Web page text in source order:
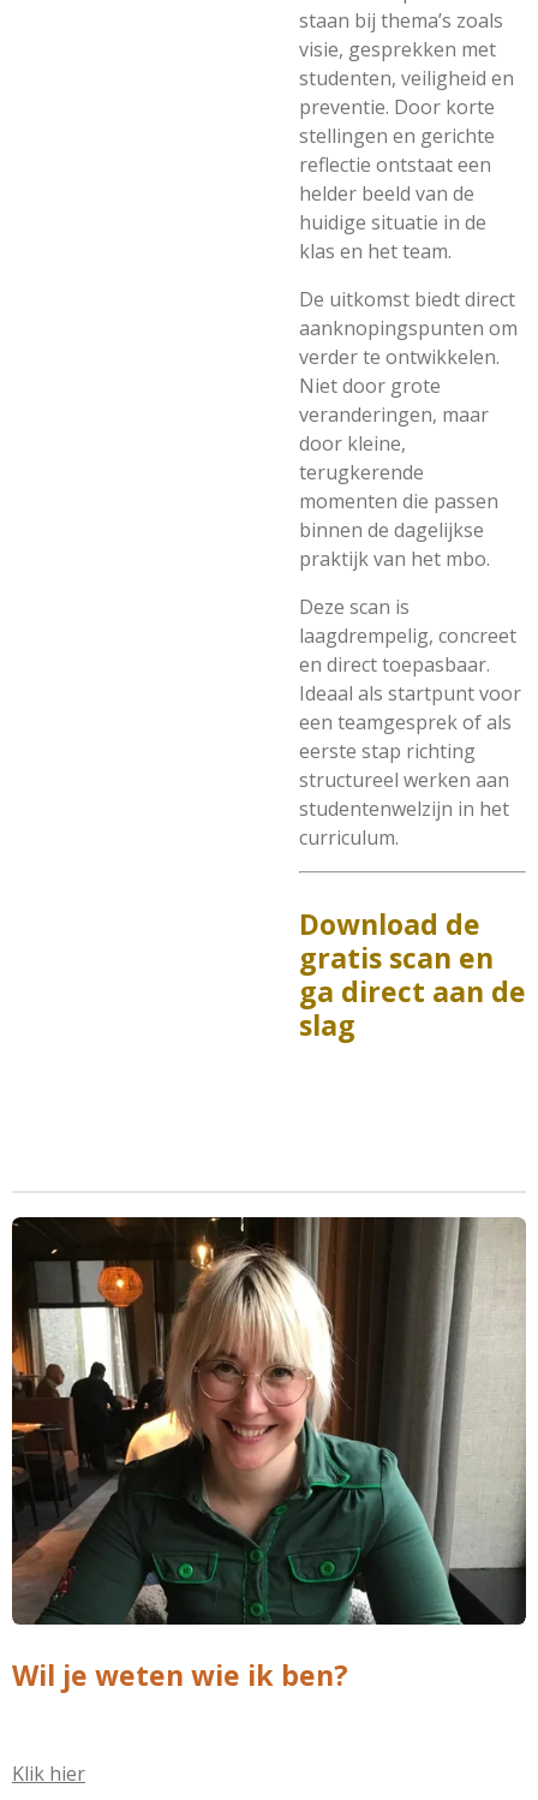
staan bij thema’s zoals
visie, gesprekken met
studenten, veiligheid en
preventie. Door korte
stellingen en gerichte
reflectie ontstaat een
helder beeld van de
huidige situatie in de
klas en het team.
De uitkomst biedt direct
aanknopingspunten om
verder te ontwikkelen.
Niet door grote
veranderingen, maar
door kleine,
terugkerende
momenten die passen
binnen de dagelijkse
praktijk van het mbo.
Deze scan is
laagdrempelig, concreet
en direct toepasbaar.
Ideaal als startpunt voor
een teamgesprek of als
eerste stap richting
structureel werken aan
studentenwelzijn in het
curriculum.
Download de
gratis scan en
ga direct aan de
slag
Wil je weten wie ik ben?
Klik hier